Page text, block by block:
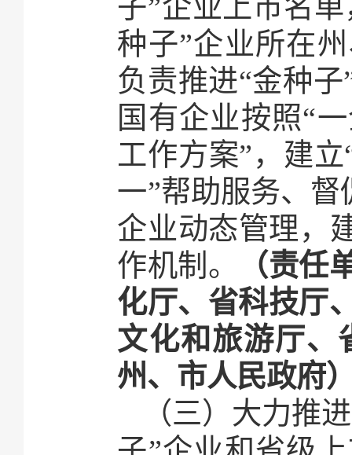
子”企业上市名
种子”企业所在
负责推进“金种
国有企业按照“
工作方案”，建
一”帮助服务、督
企业动态管理，
作机制。
（责任
化厅、省科技厅
文化和旅游厅、
州、市人民政府
（三）大力推